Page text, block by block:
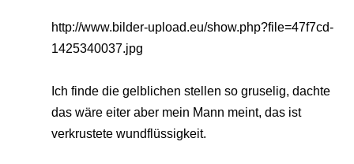
http://www.bilder-upload.eu/show.php?file=47f7cd-
1425340037.jpg
Ich finde die gelblichen stellen so gruselig, dachte
das wäre eiter aber mein Mann meint, das ist
verkrustete wundflüssigkeit.